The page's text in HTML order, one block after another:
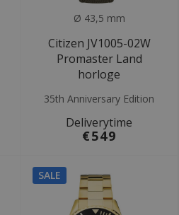
Ø 43,5 mm
Citizen JV1005-02W
Promaster Land
horloge
35th Anniversary Edition
Deliverytime
€549
SALE